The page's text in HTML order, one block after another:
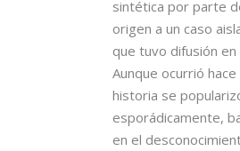
sintética por parte
origen a un caso
que tuvo difusión
Aunque ocurrió
historia se
esporádicamente,
en el